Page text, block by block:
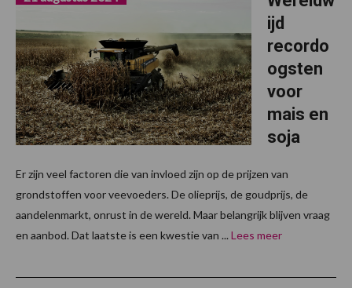
ijd
recordo
ogsten
voor
mais en
soja
Er zijn veel factoren die van invloed zijn op de prijzen van
grondstoffen voor veevoeders. De olieprijs, de goudprijs, de
aandelenmarkt, onrust in de wereld. Maar belangrijk blijven vraag
en aanbod. Dat laatste is een kwestie van ... Lees meer